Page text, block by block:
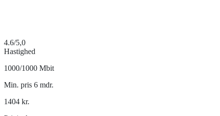
4.6/5,0
Hastighed
1000/1000 Mbit
Min. pris 6 mdr.
1404 kr.